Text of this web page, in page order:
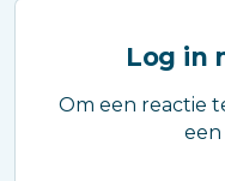
Log in
Om een reactie